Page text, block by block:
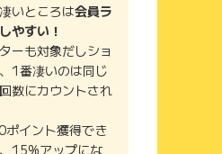
いところは会員ラ
やすい！
ーも対象だしショ
1番凄いのは同じ
数にカウントされ
イント獲得でき
15%アップにな